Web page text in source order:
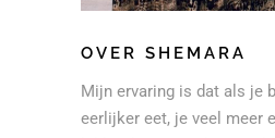
OVER SHEMARA
Mijn ervaring is dat als je
eerlijker eet, je veel meer